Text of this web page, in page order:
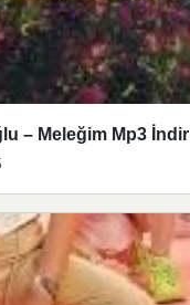
– Meleğim Mp3 İndir